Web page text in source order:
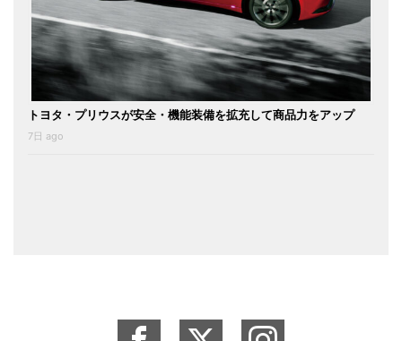
トヨタ・プリウスが安全・機能装備を拡充して商品力をアップ
7日 ago